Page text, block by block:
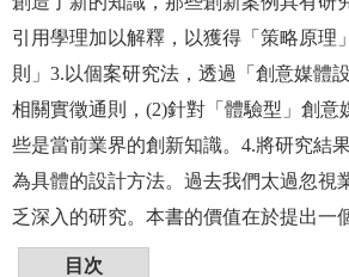
引用學理加以解釋，以獲得「策略原理
則」3.以個案研究法，透過「創意媒體
相關實徵通則，(2)針對「體驗型」創
些是當前業界的創新知識。4.將研究結
為具體的設計方法。過去我們太過忽視
乏深入的研究。本書的價值在於提出一
目次